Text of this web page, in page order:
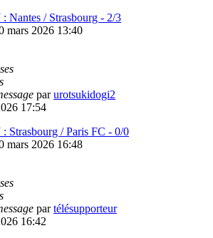
Nantes / Strasbourg - 2/3
mars 2026 13:40
parurotsukidogi2
17:54
: Strasbourg / Paris FC - 0/0
mars 2026 16:48
partélésupporteur
16:42